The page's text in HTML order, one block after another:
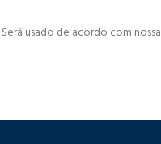
Será usado de acordo com nossa